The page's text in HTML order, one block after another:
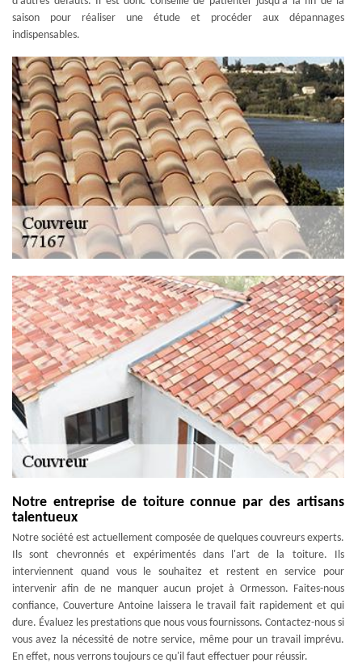
saison pour réaliser une étude et procéder aux dépannages
indispensables.
Notre entreprise de toiture connue par des artisans
talentueux
Notre société est actuellement composée de quelques couvreurs experts.
Ils sont chevronnés et expérimentés dans l'art de la toiture. Ils
interviennent quand vous le souhaitez et restent en service pour
intervenir afin de ne manquer aucun projet à Ormesson. Faites-nous
confiance, Couverture Antoine laissera le travail fait rapidement et qui
dure. Évaluez les prestations que nous vous fournissons. Contactez-nous si
vous avez la nécessité de notre service, même pour un travail imprévu.
En effet, nous verrons toujours ce qu'il faut effectuer pour réussir.